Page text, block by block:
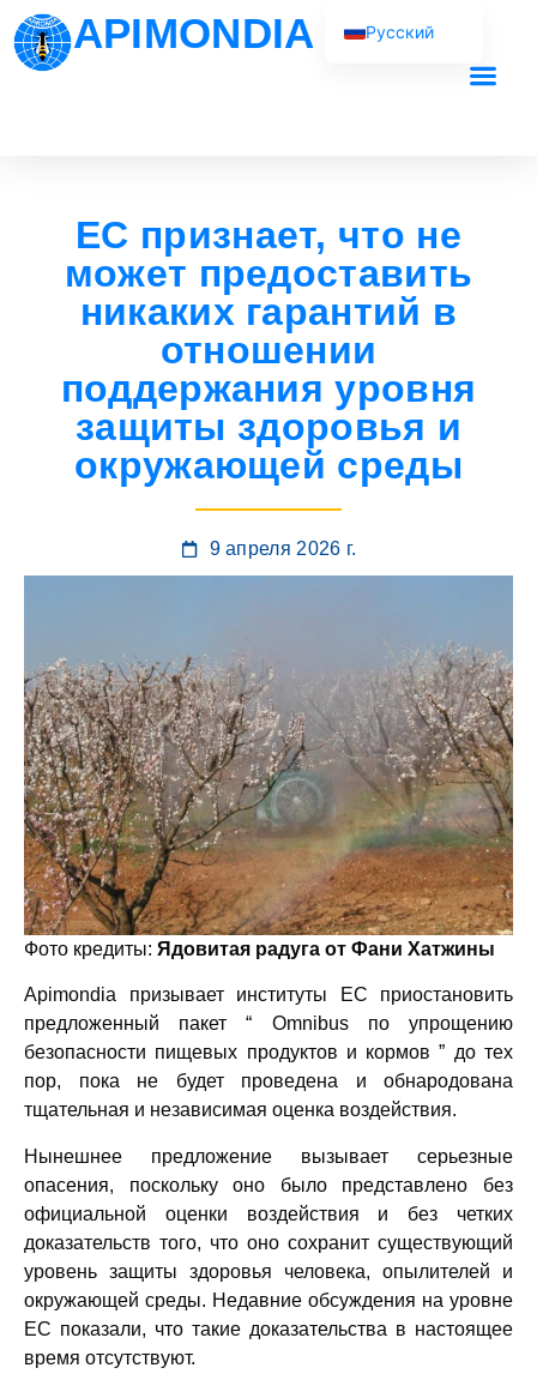
APIMONDIA
ЕС признает, что не
может предоставить
никаких гарантий в
отношении
поддержания уровня
защиты здоровья и
окружающей среды
9 апреля 2026 г.
Фото кредиты: Ядовитая радуга от Фани Хатжины
Apimondia призывает институты ЕС приостановить
предложенный пакет “ Omnibus по упрощению
безопасности пищевых продуктов и кормов ” до тех
пор, пока не будет проведена и обнародована
тщательная и независимая оценка воздействия.
Нынешнее предложение вызывает серьезные
опасения, поскольку оно было представлено без
официальной оценки воздействия и без четких
доказательств того, что оно сохранит существующий
уровень защиты здоровья человека, опылителей и
окружающей среды. Недавние обсуждения на уровне
ЕС показали, что такие доказательства в настоящее
время отсутствуют.
Русский
العربية